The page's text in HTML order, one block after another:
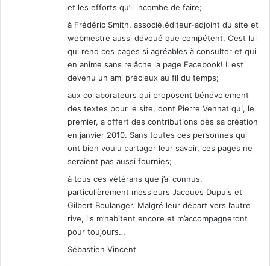
et les efforts qu’il incombe de faire;
à Frédéric Smith, associé,éditeur-adjoint du site et
webmestre aussi dévoué que compétent. C’est lui
qui rend ces pages si agréables à consulter et qui
en anime sans relâche la page Facebook! Il est
devenu un ami précieux au fil du temps;
aux collaborateurs qui proposent bénévolement
des textes pour le site, dont Pierre Vennat qui, le
premier, a offert des contributions dès sa création
en janvier 2010. Sans toutes ces personnes qui
ont bien voulu partager leur savoir, ces pages ne
seraient pas aussi fournies;
à tous ces vétérans que j’ai connus,
particulièrement messieurs Jacques Dupuis et
Gilbert Boulanger. Malgré leur départ vers l’autre
rive, ils m’habitent encore et m’accompagneront
pour toujours…
Sébastien Vincent